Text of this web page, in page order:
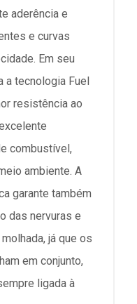
aderência e
e curvas
Em seu
tecnologia Fuel
resistência ao
combustível,
ambiente. A
garante também
das nervuras e
já que os
em conjunto,
ligada à